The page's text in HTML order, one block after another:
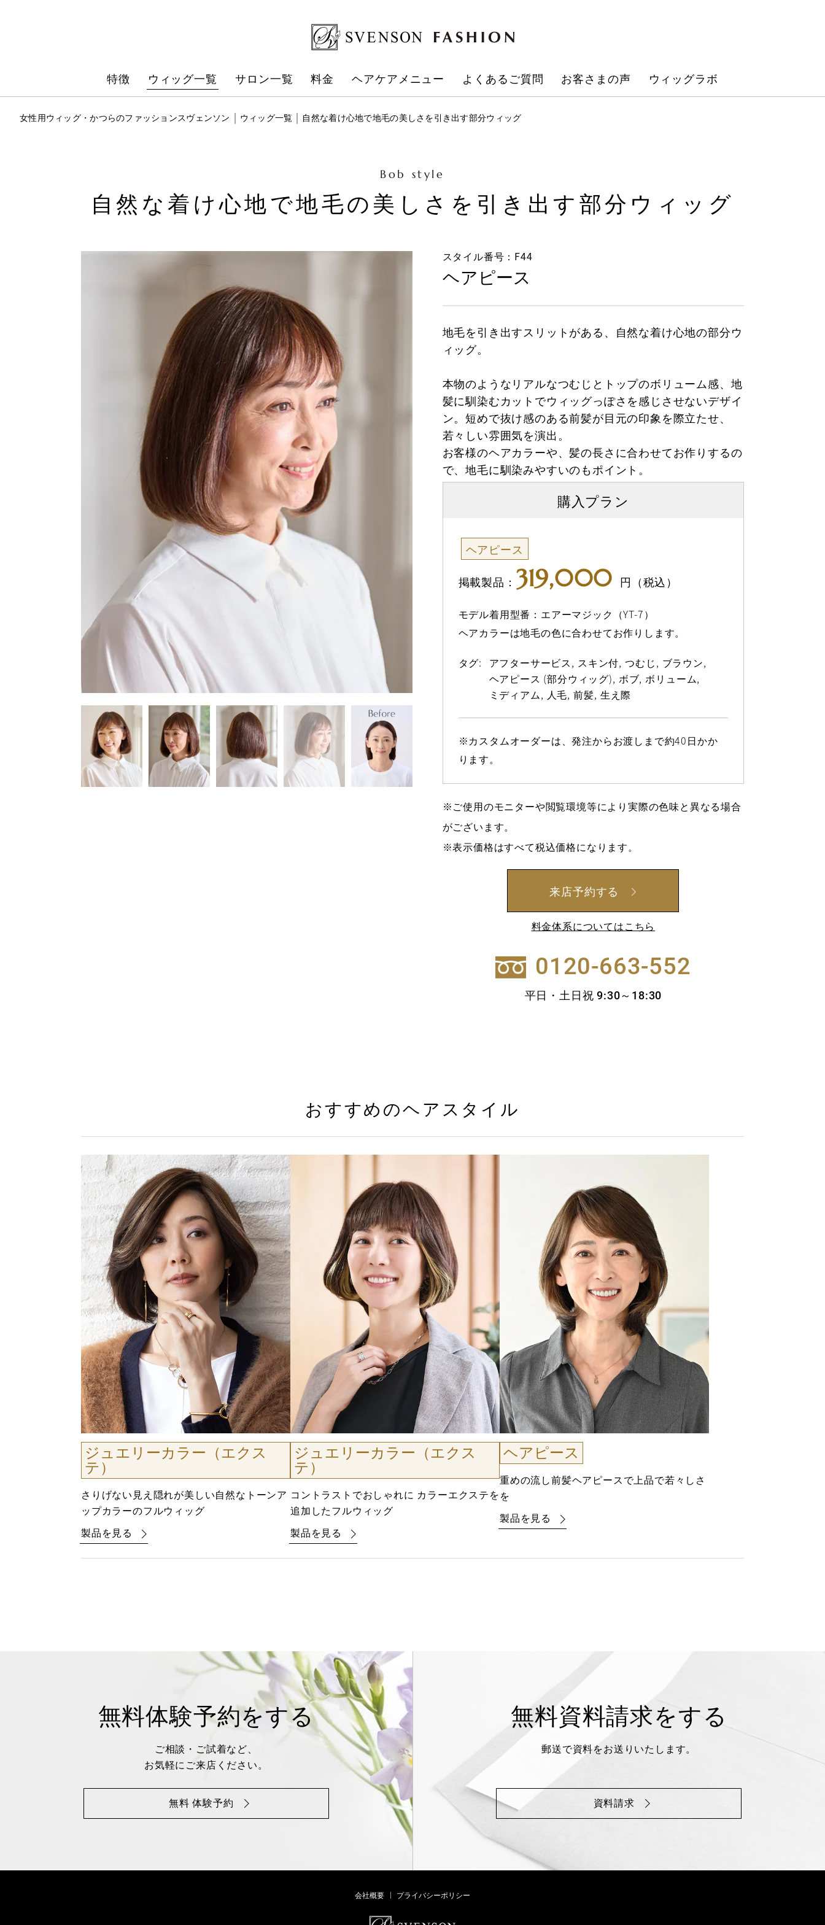
特徴 ウィッグ一覧 サロン一覧 料金 ヘアケアメニュー よくあるご質問 お客さまの声 ウィッグラボ
女性用ウィッグ・かつらのファッションスヴェンソン ウィッグ一覧 自然な着け心地で地毛の美しさを引き出す部分ウィッグ
Bob style
自然な着け心地で地毛の美しさを引き出す部分ウィッグ
スタイル番号：F44
ヘアピース
地毛を引き出すスリットがある、自然な着け心地の部分ウ
ィッグ。
本物のようなリアルなつむじとトップのボリューム感、地
髪に馴染むカットでウィッグっぽさを感じさせないデザイ
ン。短めで抜け感のある前髪が目元の印象を際立たせ、
若々しい雰囲気を演出。
お客様のヘアカラーや、髪の長さに合わせてお作りするの
で、地毛に馴染みやすいのもポイント。
購入プラン
ヘアピース
掲載製品： 319,000 円（税込）
モデル着用型番：エアーマジック（YT-7）
ヘアカラーは地毛の色に合わせてお作りします。
タグ: アフターサービス スキン付 つむじ ブラウン
ヘアピース (部分ウィッグ) ボブ ボリューム
ミディアム 人毛 前髪 生え際
※カスタムオーダーは、発注からお渡しまで約40日かか
ります。
※ご使用のモニターや閲覧環境等により実際の色味と異なる場合
がございます。
※表示価格はすべて税込価格になります。
来店予約する
料金体系についてはこちら
0120-663-552
平日・土日祝 9:30～18:30
おすすめのヘアスタイル
ジュエリーカラー（エクス
テ）
さりげない見え隠れが美しい自然なトーンア
ップカラーのフルウィッグ
製品を見る
ジュエリーカラー（エクス
テ）
コントラストでおしゃれに カラーエクステを
追加したフルウィッグ
製品を見る
ヘアピース
重めの流し前髪ヘアピースで上品で若々しさ
を
製品を見る
無料体験予約をする
ご相談・ご試着など、
お気軽にご来店ください。
無料 体験予約
無料資料請求をする
郵送で資料をお送りいたします。
資料請求
会社概要 プライバシーポリシー